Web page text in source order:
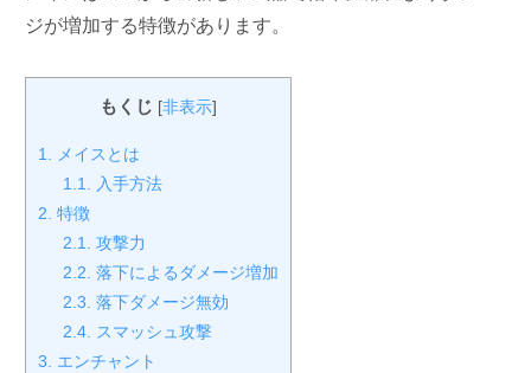
ジが増加する特徴があります。
もくじ [非表示]
1. メイスとは
1.1. 入手方法
2. 特徴
2.1. 攻撃力
2.2. 落下によるダメージ増加
2.3. 落下ダメージ無効
2.4. スマッシュ攻撃
3. エンチャント